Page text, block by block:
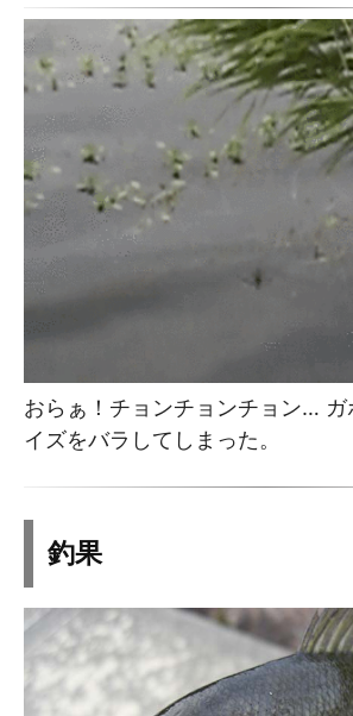
おらぁ！チョンチョンチョン… ガ
イズをバラしてしまった。
釣果